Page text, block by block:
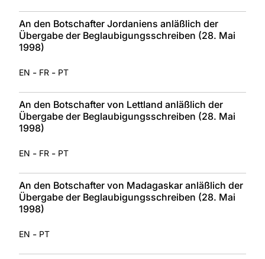
An den Botschafter Jordaniens anläßlich der
Übergabe der Beglaubigungsschreiben (28. Mai
1998)
EN - FR - PT
An den Botschafter von Lettland anläßlich der
Übergabe der Beglaubigungsschreiben (28. Mai
1998)
EN - FR - PT
An den Botschafter von Madagaskar anläßlich der
Übergabe der Beglaubigungsschreiben (28. Mai
1998)
EN - PT